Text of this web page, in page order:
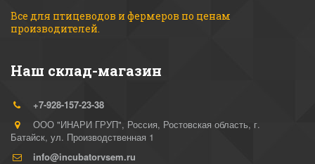
Все для птицеводов и фермеров по ценам
производителей.
Наш склад-магазин
+7-928-157-23-38
ООО "ИНАРИ ГРУП", Россия, Ростовская область, г.
Батайск, ул. Производственная 1
info@incubatorvsem.ru